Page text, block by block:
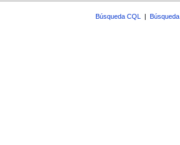
Búsqueda CQL